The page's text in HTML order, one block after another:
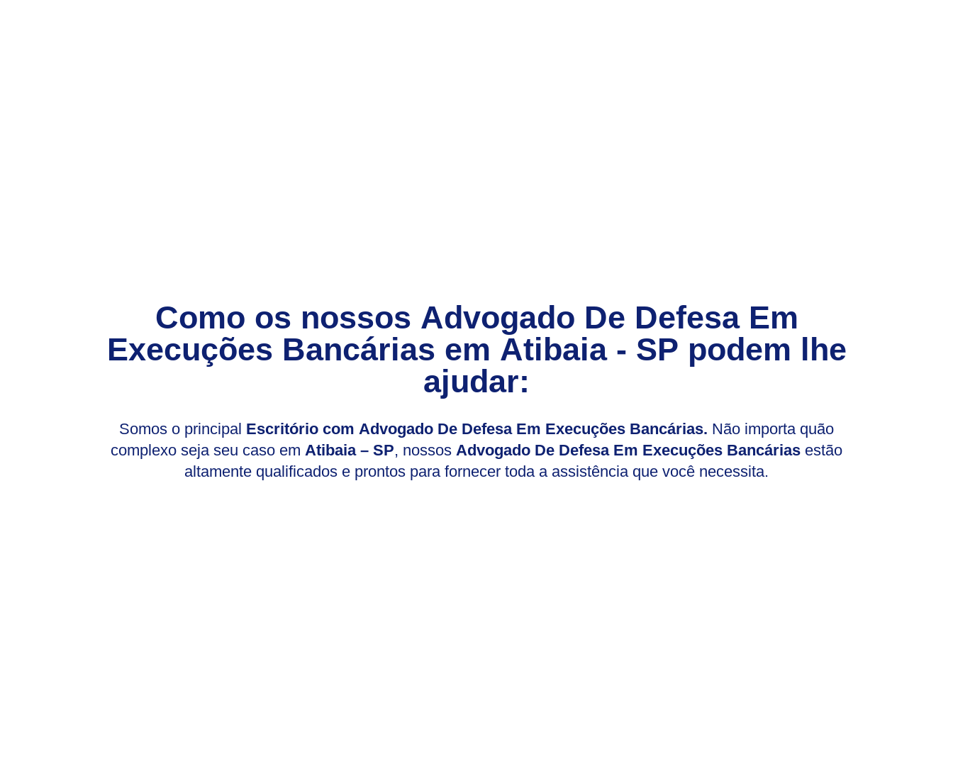
Como os nossos Advogado De Defesa Em
Execuções Bancárias em Atibaia - SP podem lhe
ajudar:
Somos o principal Escritório com Advogado De Defesa Em Execuções Bancárias. Não importa quão
complexo seja seu caso em Atibaia – SP, nossos Advogado De Defesa Em Execuções Bancárias estão
altamente qualificados e prontos para fornecer toda a assistência que você necessita.